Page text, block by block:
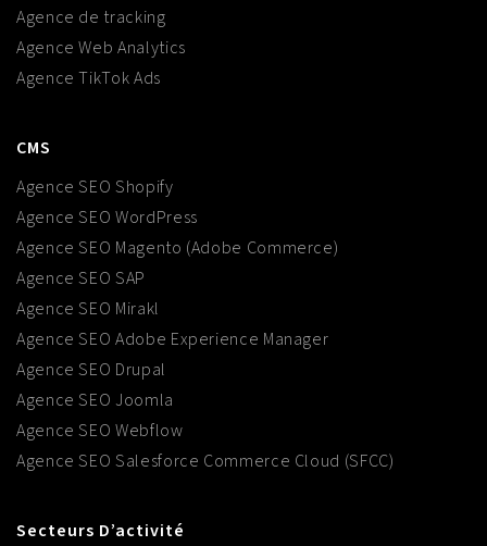
Agence de tracking
Agence Web Analytics
Agence TikTok Ads
CMS
Agence SEO Shopify
Agence SEO WordPress
Agence SEO Magento (Adobe Commerce)
Agence SEO SAP
Agence SEO Mirakl
Agence SEO Adobe Experience Manager
Agence SEO Drupal
Agence SEO Joomla
Agence SEO Webflow
Agence SEO Salesforce Commerce Cloud (SFCC)
Secteurs D’activité